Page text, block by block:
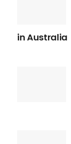
in Australia